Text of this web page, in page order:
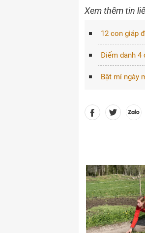
Xem thêm tin
12 con giáp
Điểm danh 4
Bật mí ngày